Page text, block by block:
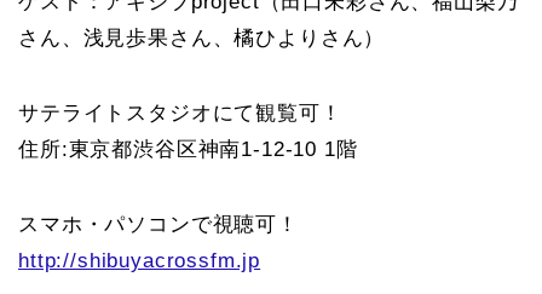
さん、浅見歩果さん、橘ひよりさん）
サテライトスタジオにて観覧可！
住所:東京都渋谷区神南1-12-10 1階
スマホ・パソコンで視聴可！
http://shibuyacrossfm.jp